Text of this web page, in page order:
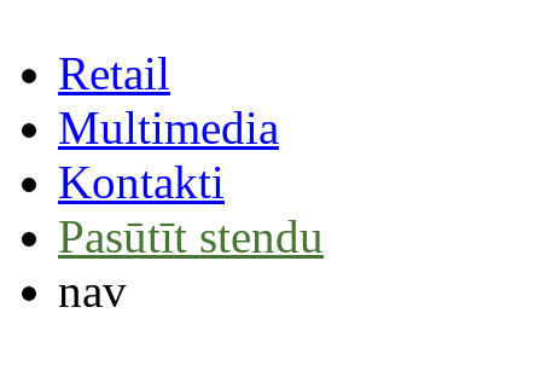
Retail
Multimedia
Kontakti
Pasūtīt stendu
nav